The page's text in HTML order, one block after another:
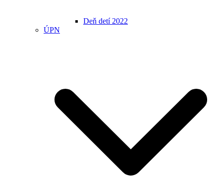
Deň detí 2022
ÚPN